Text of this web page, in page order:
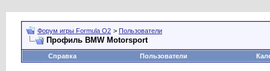
Форум игры Formula O2 > Пользователи
Профиль BMW Motorsport
Справка Пользователи